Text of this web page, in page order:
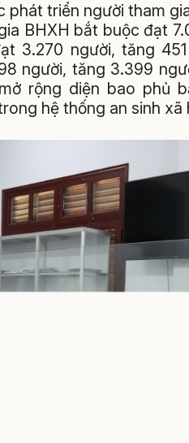
phát triển người tham
BHXH bắt buộc đạt
3.270 người, tăng
người, tăng 3.399
rộng diện bao phủ
hệ thống an sinh xã